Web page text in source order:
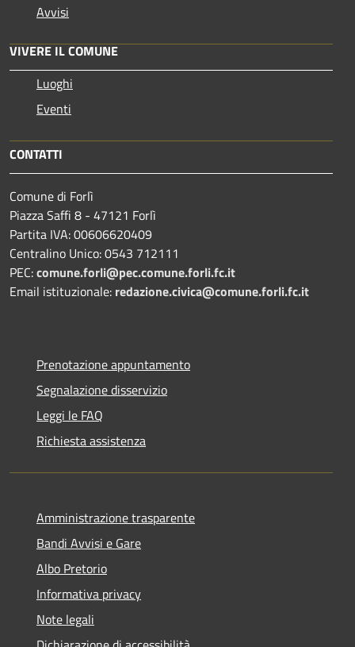
Avvisi
VIVERE IL COMUNE
Luoghi
Eventi
CONTATTI
Comune di Forlì
Piazza Saffi 8 - 47121 Forlì
Partita IVA: 00606620409
Centralino Unico: 0543 712111
PEC:comune.forli@pec.comune.forli.fc.it
Email istituzionale: redazione.civica@comune.forli.fc.it
Prenotazione appuntamento
Segnalazione disservizio
Leggi le FAQ
Richiesta assistenza
Amministrazione trasparente
Bandi Avvisi e Gare
Albo Pretorio
Informativa privacy
Note legali